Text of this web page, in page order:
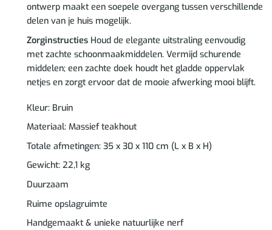
ontwerp maakt een soepele overgang tussen verschillende
delen van je huis mogelijk.
ZorginstructiesHoud de elegante uitstraling eenvoudig
met zachte schoonmaakmiddelen. Vermijd schurende
middelen; een zachte doek houdt het gladde oppervlak
netjes en zorgt ervoor dat de mooie afwerking mooi blijft.
Kleur: Bruin
Materiaal: Massief teakhout
Totale afmetingen: 35 x 30 x 110 cm (L x B x H)
Gewicht: 22,1 kg
Duurzaam
Ruime opslagruimte
Handgemaakt & unieke natuurlijke nerf